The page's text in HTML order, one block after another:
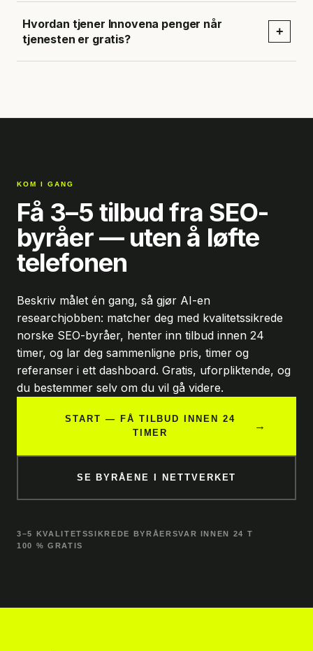
Hvordan tjener Innovena penger når
tjenesten er gratis?
+
KOM I GANG
Få 3–5 tilbud fra SEO-
byråer — uten å løfte
telefonen
Beskriv målet én gang, så gjør AI-en
researchjobben: matcher deg med kvalitetssikrede
norske SEO-byråer, henter inn tilbud innen 24
timer, og lar deg sammenligne pris, timer og
referanser i ett dashboard. Gratis, uforpliktende, og
du bestemmer selv om du vil gå videre.
START — FÅ TILBUD INNEN 24
TIMER
→
SE BYRÅENE I NETTVERKET
3–5 KVALITETSSIKREDE BYRÅERSVAR INNEN 24 T
100 % GRATIS